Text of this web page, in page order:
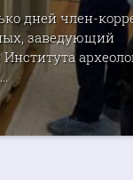
дней член-
заведующий
Института